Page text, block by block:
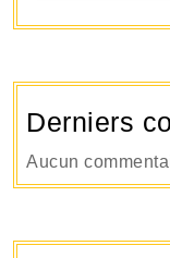
Derniers
Aucun